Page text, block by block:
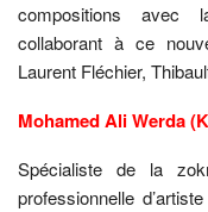
compositions avec
collaborant à ce
Laurent Fléchier,
Mohamed Ali Werda
Spécialiste de la
professionnelle